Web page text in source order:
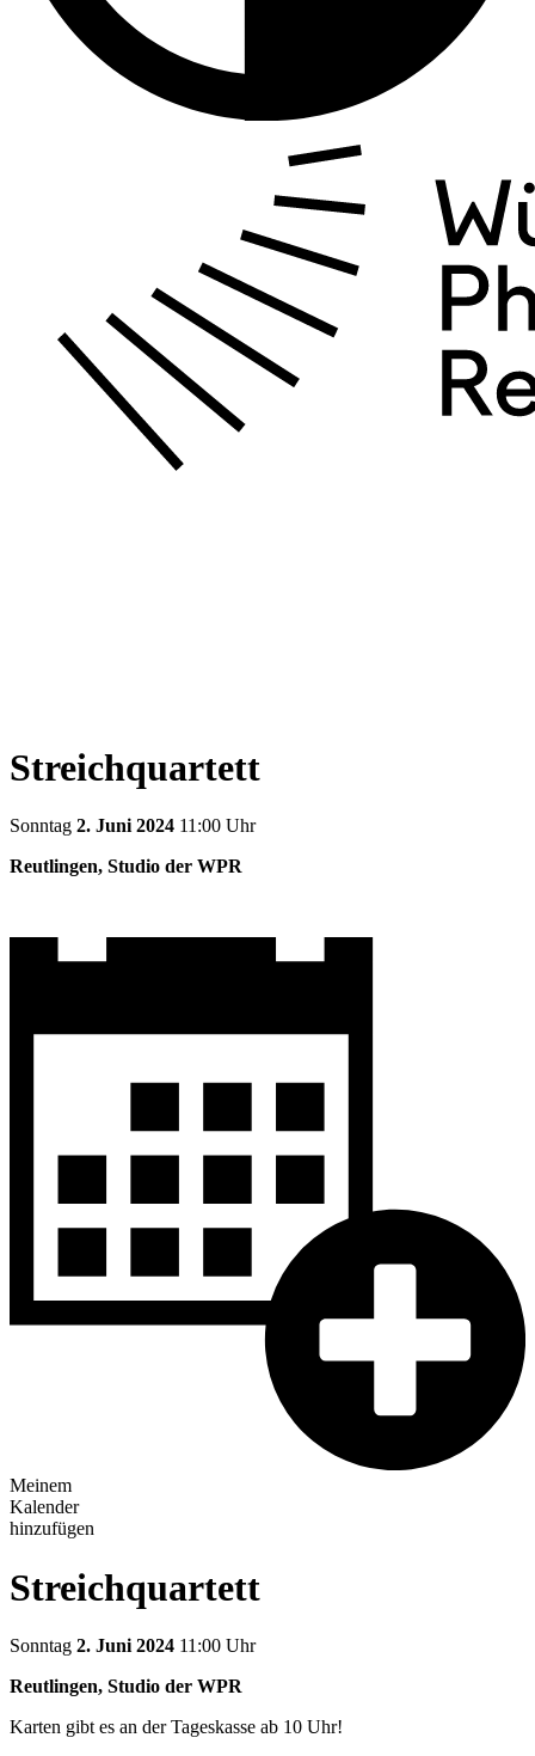
Streichquartett
Sonntag 2. Juni 2024 11:00 Uhr
Reutlingen, Studio der WPR
Meinem
Kalender
hinzufügen
Streichquartett
Sonntag 2. Juni 2024 11:00 Uhr
Reutlingen, Studio der WPR
Karten gibt es an der Tageskasse ab 10 Uhr!